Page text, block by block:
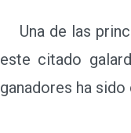
Una de las
este citado
ganadores ha